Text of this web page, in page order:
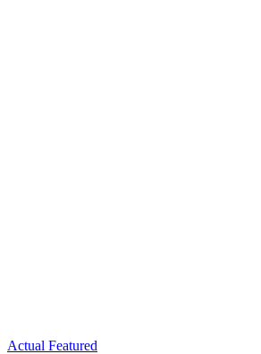
Actual Featured